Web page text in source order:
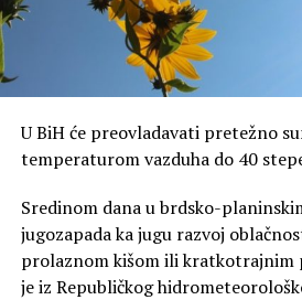
U BiH će preovladavati pretežno
temperaturom vazduha do 40
Sredinom dana u brdsko-
jugozapada ka jugu razvoj
prolaznom kišom ili kratkotrajnim
je iz Republičkog